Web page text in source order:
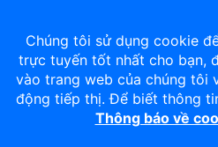
Phí chuyển tiền
Chúng tôi sử dụng cookie
trực tuyến tốt nhất cho bạn,
vào trang web của chúng tôi
động tiếp thị. Để biết thông
Thông báo về